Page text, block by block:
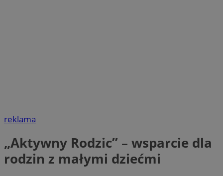
reklama
„Aktywny Rodzic” – wsparcie dla
rodzin z małymi dziećmi